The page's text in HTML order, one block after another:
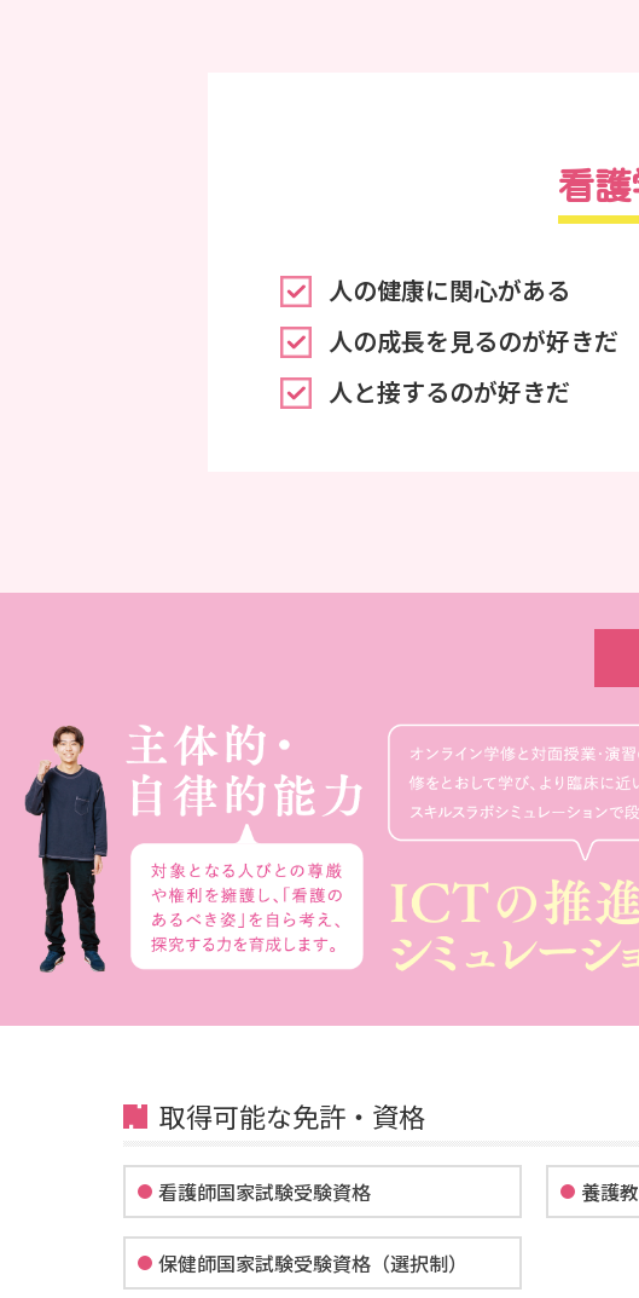
看護
人の健康に関心がある
人の成長を見るのが好きだ
人と接するのが好きだ
取得可能な免許・資格
看護師国家試験受験資格 養護
保健師国家試験受験資格（選択制）